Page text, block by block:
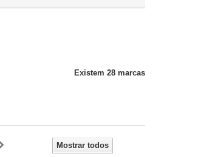
Existem 28 marcas
Mostrar todos